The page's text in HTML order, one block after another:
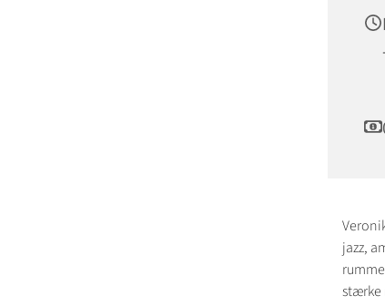
jazz,
stærke